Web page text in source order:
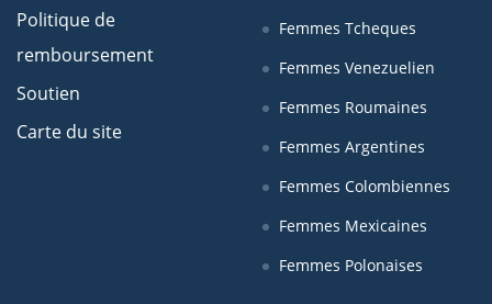
Politique de
remboursement
Soutien
Carte du site
Femmes Tcheques
Femmes Venezuelien
Femmes Roumaines
Femmes Argentines
Femmes Colombiennes
Femmes Mexicaines
Femmes Polonaises